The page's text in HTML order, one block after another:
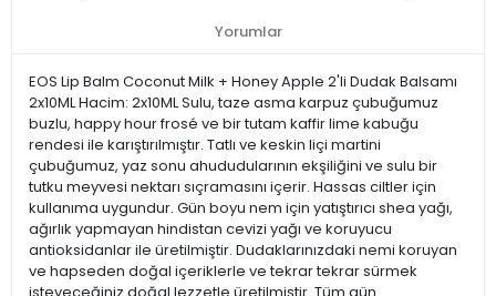
Yorumlar
EOS Lip Balm Coconut Milk + Honey Apple 2'li Dudak Balsamı
2x10ML Hacim: 2x10ML Sulu, taze asma karpuz çubuğumuz
buzlu, happy hour frosé ve bir tutam kaffir lime kabuğu
rendesi ile karıştırılmıştır. Tatlı ve keskin liçi martini
çubuğumuz, yaz sonu ahududularının ekşiliğini ve sulu bir
tutku meyvesi nektarı sıçramasını içerir. Hassas ciltler için
kullanıma uygundur. Gün boyu nem için yatıştırıcı shea yağı,
ağırlık yapmayan hindistan cevizi yağı ve koruyucu
antioksidanlar ile üretilmiştir. Dudaklarınızdaki nemi koruyan
ve hapseden doğal içeriklerle ve tekrar tekrar sürmek